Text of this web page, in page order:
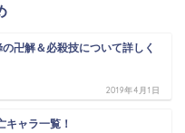
の卍解＆必殺技について詳しく
2019年4月1日
キャラ一覧！